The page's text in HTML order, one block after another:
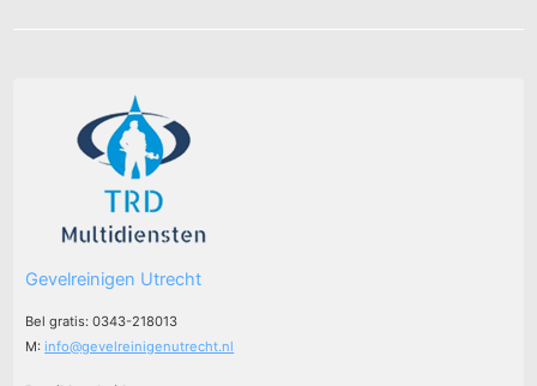
Gevelreinigen Utrecht
Bel gratis: 0343-218013
M:info@gevelreinigenutrecht.nl